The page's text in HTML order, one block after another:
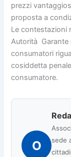
prezzi
proposta a
Le contestazioni
Autorità Garante
consumatori
cosiddetta
consumatore.
O
sede